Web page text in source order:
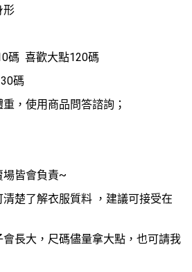
形
碼 喜歡大點120碼
碼
，使用商品問答諮詢；
場皆會負責~
楚了解衣服質料 ，建議可接受在
長大，尺碼儘量拿大點，也可請我